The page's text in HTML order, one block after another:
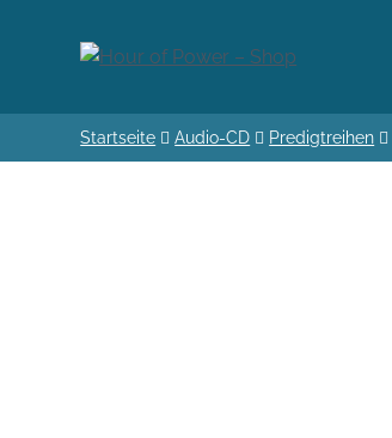
Startseite Audio-CD Predigtreihen